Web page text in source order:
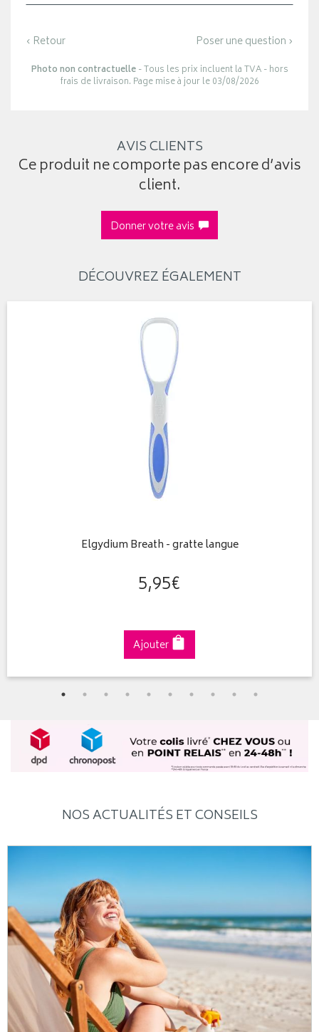
‹ Retour Poser une question ›
Photo non contractuelle- Tous les prix incluent la TVA - hors
frais de livraison. Page mise à jour le 03/08/2026
AVIS CLIENTS
Ce produit ne comporte pas encore d’avis
client.
Donner votre avis
DÉCOUVREZ ÉGALEMENT
Elgydium Breath - gratte langue
5,95€
Ajouter
NOS ACTUALITÉS ET CONSEILS